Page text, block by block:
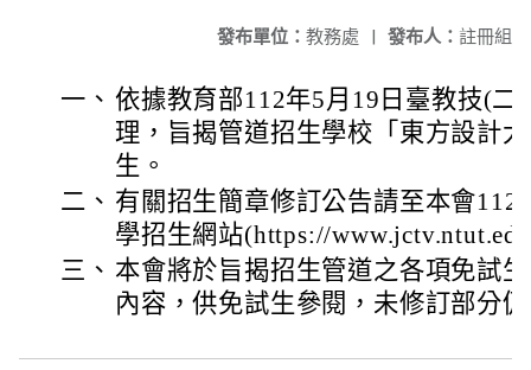
發布人： 註冊組
發布單位： 教務處 |
一、 依據教育部112年5月19日臺教技(二
理，旨揭管道招生學校「東方設計
生。
二、 有關招生簡章修訂公告請至本會112
學招生網站(https://
三、 本會將於旨揭招生管道之各項免試
內容，供免試生參閱，未修訂部分